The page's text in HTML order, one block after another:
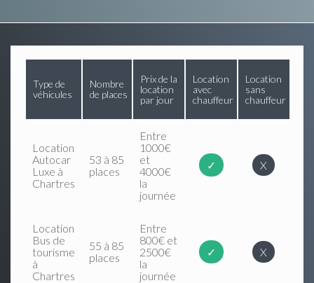
Type de
véhicules
Nombre
de places
Prix de la
location
par jour
Location
avec
chauffeur
Location
sans
chauffeur
Location
Autocar
Luxe à
Chartres
53 à 85
places
Entre
1000€
et
4000€
la
journée
✓ X
Location
Bus de
tourisme
à
Chartres
55 à 85
places
Entre
800€ et
2500€
la
journée
✓ X